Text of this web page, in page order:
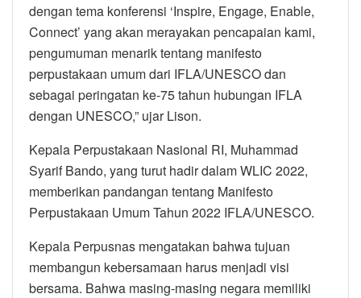
dengan tema konferensi ‘Inspire, Engage, Enable,
Connect’ yang akan merayakan pencapaian kami,
pengumuman menarik tentang manifesto
perpustakaan umum dari IFLA/UNESCO dan
sebagai peringatan ke-75 tahun hubungan IFLA
dengan UNESCO,” ujar Lison.
Kepala Perpustakaan Nasional RI, Muhammad
Syarif Bando, yang turut hadir dalam WLIC 2022,
memberikan pandangan tentang Manifesto
Perpustakaan Umum Tahun 2022 IFLA/UNESCO.
Kepala Perpusnas mengatakan bahwa tujuan
membangun kebersamaan harus menjadi visi
bersama. Bahwa masing-masing negara memiliki